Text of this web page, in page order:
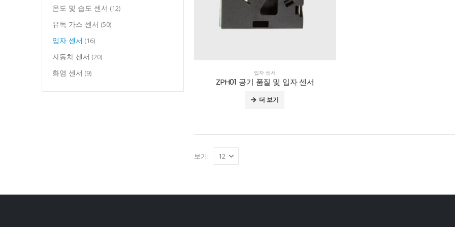
입자 센서
ZPH01 공기 품질 및 입자 센서
더 보기
보기:
온도 및 습도 센서 (12)
유독 가스 센서 (50)
입자 센서 (16)
자동차 센서 (20)
화염 센서 (9)